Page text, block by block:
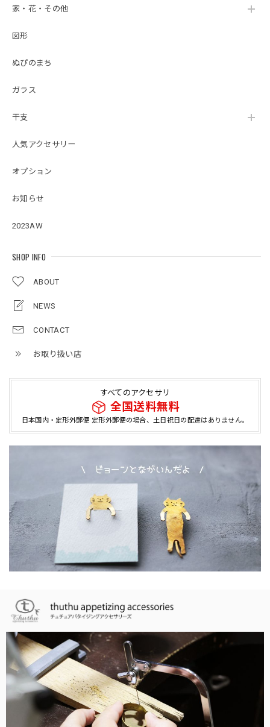
家・花・その他
図形
ぬぴのまち
ガラス
干支
人気アクセサリー
オプション
お知らせ
2023AW
SHOP INFO
ABOUT
NEWS
CONTACT
お取り扱い店
すべてのアクセサリ
全国送料無料
日本国内・定形外郵便 定形外郵便の場合、土日祝日の配達はありません。